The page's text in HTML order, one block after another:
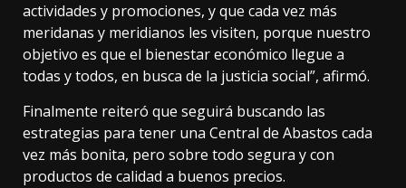
actividades y promociones, y que cada vez más
meridanas y meridianos les visiten, porque nuestro
objetivo es que el bienestar económico llegue a
todas y todos, en busca de la justicia social”, afirmó.
Finalmente reiteró que seguirá buscando las
estrategias para tener una Central de Abastos cada
vez más bonita, pero sobre todo segura y con
productos de calidad a buenos precios.